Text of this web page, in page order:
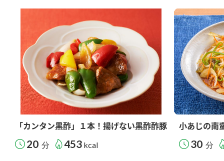
「カンタン黒酢」１本！揚げない黒酢酢豚
20 分 453 kcal
小あじの南
30 分